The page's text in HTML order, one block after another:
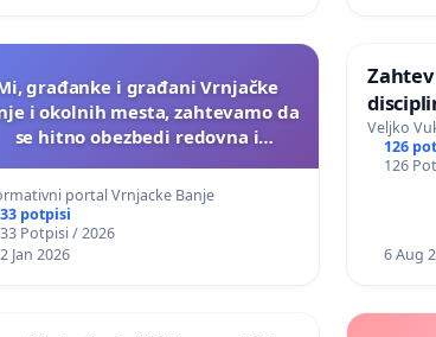
građanke i građani Vrnjačke
i okolnih mesta, zahtevamo da
se hitno obezbedi redovna i
u Domu zdravlja Vrnjačka
Banja.
portal Vrnjacke Banje
potpisi
Potpisi / 2026
Jan 2026
školi
Veljko
126
126
6 Aug